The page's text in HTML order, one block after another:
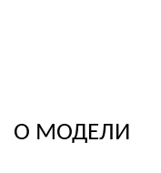
О МОДЕЛИ